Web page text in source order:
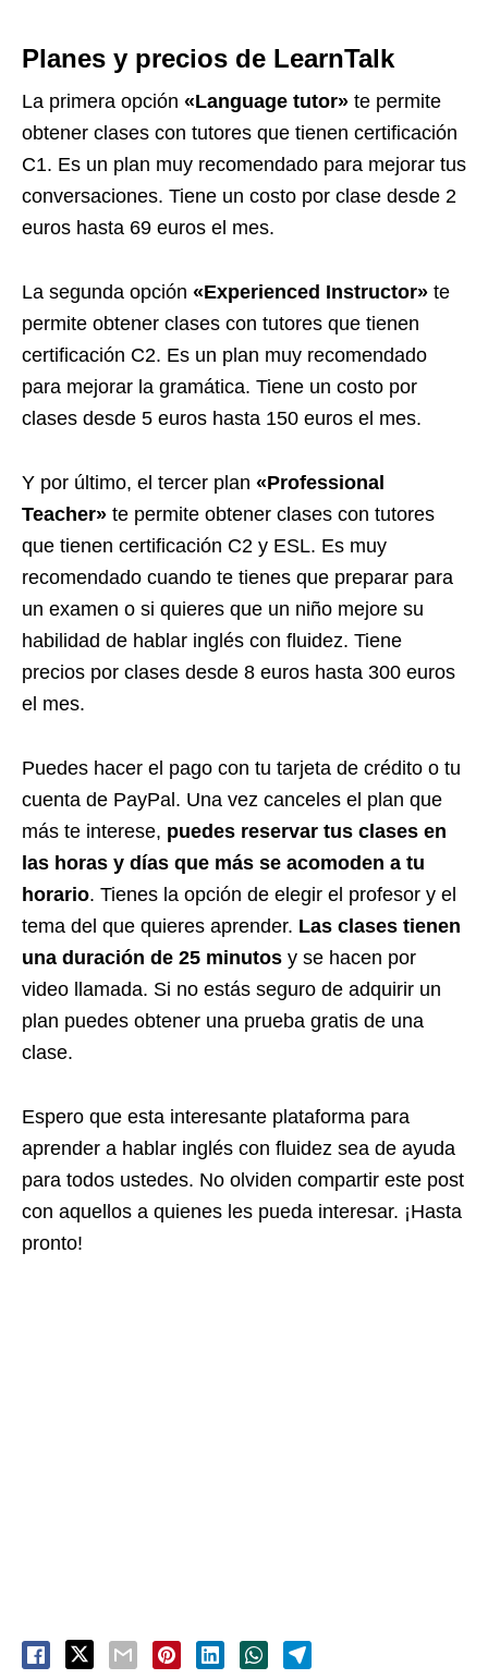
Planes y precios de LearnTalk
La primera opción «Language tutor» te permite
obtener clases con tutores que tienen certificación
C1. Es un plan muy recomendado para mejorar tus
conversaciones. Tiene un costo por clase desde 2
euros hasta 69 euros el mes.
La segunda opción «Experienced Instructor» te
permite obtener clases con tutores que tienen
certificación C2. Es un plan muy recomendado
para mejorar la gramática. Tiene un costo por
clases desde 5 euros hasta 150 euros el mes.
Y por último, el tercer plan «Professional
Teacher» te permite obtener clases con tutores
que tienen certificación C2 y ESL. Es muy
recomendado cuando te tienes que preparar para
un examen o si quieres que un niño mejore su
habilidad de hablar inglés con fluidez. Tiene
precios por clases desde 8 euros hasta 300 euros
el mes.
Puedes hacer el pago con tu tarjeta de crédito o tu
cuenta de PayPal. Una vez canceles el plan que
más te interese, puedes reservar tus clases en
las horas y días que más se acomoden a tu
horario. Tienes la opción de elegir el profesor y el
tema del que quieres aprender. Las clases tienen
una duración de 25 minutos y se hacen por
video llamada. Si no estás seguro de adquirir un
plan puedes obtener una prueba gratis de una
clase.
Espero que esta interesante plataforma para
aprender a hablar inglés con fluidez sea de ayuda
para todos ustedes. No olviden compartir este post
con aquellos a quienes les pueda interesar. ¡Hasta
pronto!